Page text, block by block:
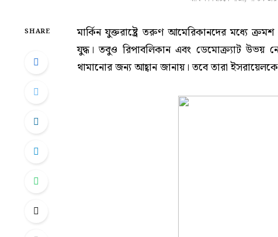
SHARE
মার্কিন যুক্তরাষ্ট্রে তরুণ আমেরিকানদের মধ্যে
যুদ্ধ। তবুও রিপাবলিকান এবং ডেমোক্র্যাট উভয়
থামানোর জন্য আহ্বান জানায়। তবে তারা